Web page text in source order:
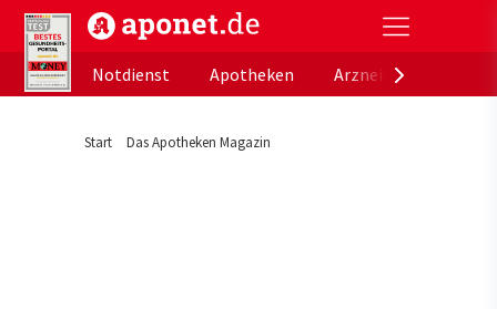
aponet.de - Das offizielle Gesundheitsportal der
Notdienst
Apotheken
Start Das Apotheken Magazin